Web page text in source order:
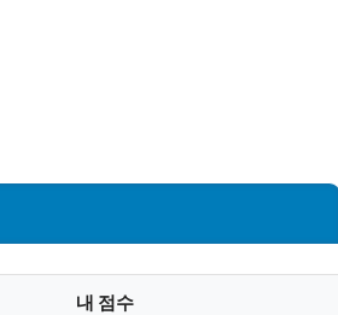
내 점수